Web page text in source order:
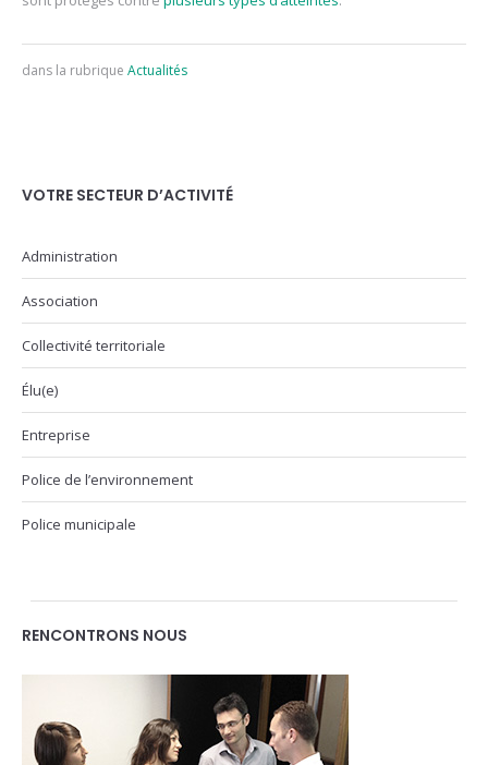
dans la rubrique Actualités
VOTRE SECTEUR D’ACTIVITÉ
Administration
Association
Collectivité territoriale
Élu(e)
Entreprise
Police de l’environnement
Police municipale
RENCONTRONS NOUS